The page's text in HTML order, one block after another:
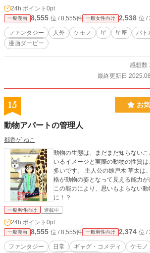
24h.ポイント 0pt
一般漫画 8,555 位 / 8,555件 一般女性向け 2,538 位 /
ファンタジー 人外 ケモノ 星 星座 バト
漫画ダービー
感想数
最終更新日
15 お
動物アパートの管理人
都香ゲ ねこ
動物の生態は、まだまだ知らない
いるイメージと実際の動物の性質
多いです。 主人公の雄戸木 草太は
格が動物の姿となって見える能力が
この能力により、思いもよらない動
に！？
一般男性向け 連載中
24h.ポイント 0pt
一般漫画 8,555 位 / 8,555件 一般男性向け 2,374 位 /
ファンタジー 日常 ギャグ・コメディ ケモノ